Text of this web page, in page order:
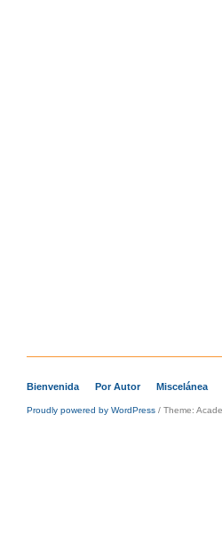
Bienvenida Por Autor Miscelánea
Proudly powered by WordPress / Theme: